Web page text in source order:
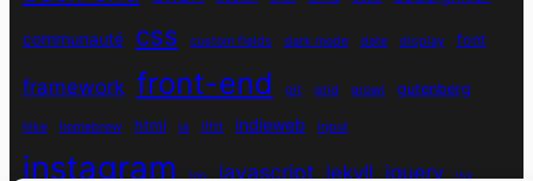
communauté css custom fields dark mode date display font
framework front-end git grid growl gutenberg
hike homebrew html ia ifttt indieweb input
instagram ios javascript jekyll jquery jsx